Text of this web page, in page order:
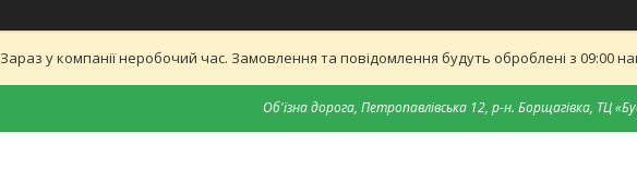
Зараз у компанії неробочий час. Замовлення та повідомлення будуть оброблені з 09:00
Об'їзна дорога, Петропавлівська 12, р-н. Борщагівка, ТЦ